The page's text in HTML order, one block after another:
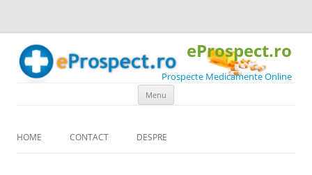
eProspect.ro
Prospecte Medicamente Online
Menu
HOME CONTACT DESPRE